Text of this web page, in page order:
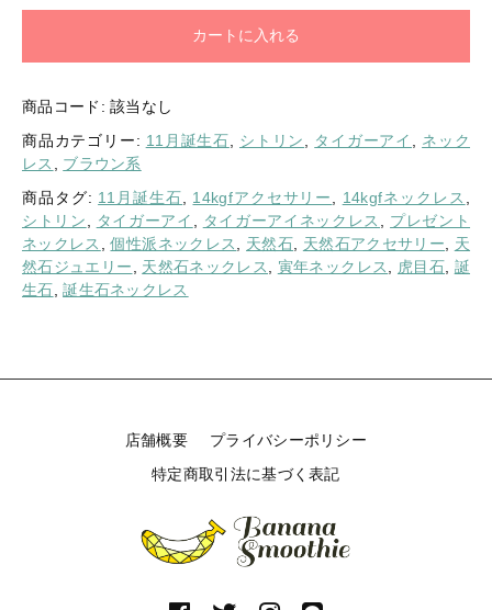
カートに入れる
商品コード:該当なし
商品カテゴリー: 11月誕生石, シトリン, タイガーアイ , ネック
レス , ブラウン系
商品タグ: 11月誕生石, 14kgfアクセサリー, 14kgfネックレス ,
シトリン, タイガーアイ , タイガーアイネックレス , プレゼント
ネックレス ,個性派ネックレス, 天然石, 天然石アクセサリー, 天
然石ジュエリー, 天然石ネックレス, 寅年ネックレス, 虎目石, 誕
生石,誕生石ネックレス
店舗概要
プライバシーポリシー
特定商取引法に基づく表記